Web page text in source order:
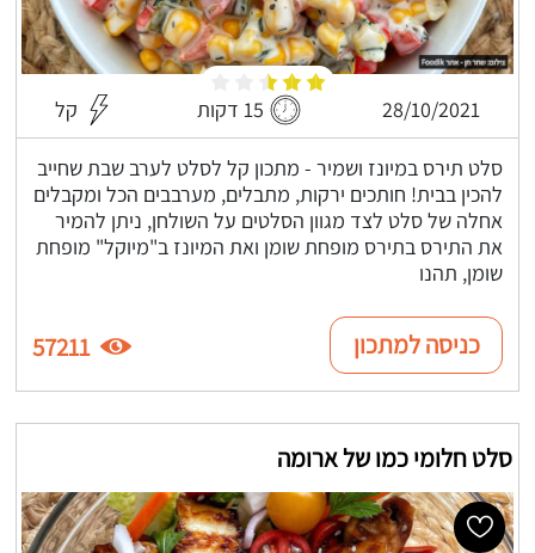
28/10/2021 15 דקות קל
סלט תירס במיונז ושמיר - מתכון קל לסלט לערב שבת שחייב
להכין בבית! חותכים ירקות, מתבלים, מערבבים הכל ומקבלים
אחלה של סלט לצד מגוון הסלטים על השולחן, ניתן להמיר
את התירס בתירס מופחת שומן ואת המיונז ב"מיוקל" מופחת
שומן, תהנו
כניסה למתכון 57211
סלט חלומי כמו של ארומה